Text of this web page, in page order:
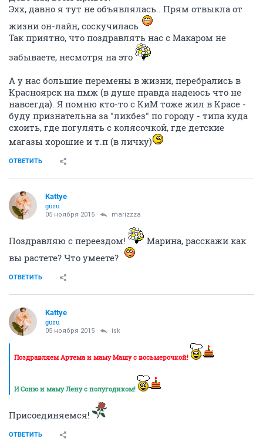
Эхх, давно я тут не объявлялась.. Прям отвыкла от
жизни он-лайн, соскучилась
Так приятно, что поздравлять нас с Макаром не
забываете, несмотря на это
А у нас большие перемены в жизни, перебрались в
Красноярск на пмж (в душе правда надеюсь что не
навсегда). Я помню кто-то с КиМ тоже жил в Красе -
буду признательна за "ликбез" по городу - типа куда
схоить, где погулять с колясочкой, где детские
магазы хорошие и т.п (в личку)
ОТВЕТИТЬ
Kattye
guru
05 ноября 2015 marizzza
Поздравляю с переездом!
Марина, расскажи как
вы растете? Что умеете?
ОТВЕТИТЬ
Kattye
guru
05 ноября 2015 isk
Поздравляем Артема и маму Машу с восьмерочкой!
И Соню и маму Лену с полугодиком!
Присоединяемся!
ОТВЕТИТЬ